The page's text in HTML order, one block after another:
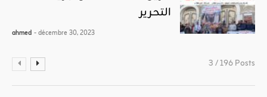
التحرير
ahmed - décembre 30, 2023
3 / 196 Posts